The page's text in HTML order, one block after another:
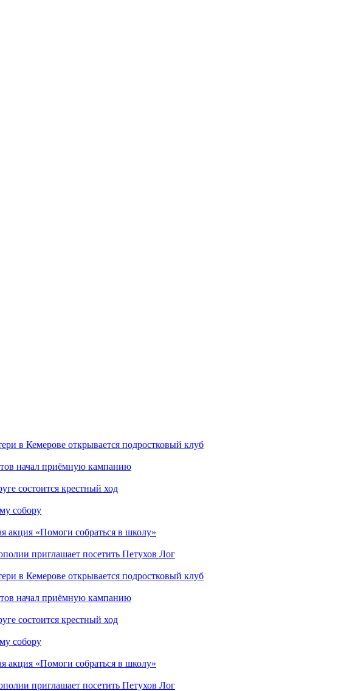
в Кемерове открывается подростковый клуб
начал приёмную кампанию
состоится крестный ход
собору
акция «Помоги собраться в школу»
приглашает посетить Петухов Лог
в Кемерове открывается подростковый клуб
начал приёмную кампанию
состоится крестный ход
собору
акция «Помоги собраться в школу»
приглашает посетить Петухов Лог